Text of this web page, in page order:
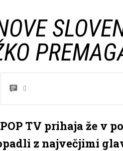
0
TV prihaja že v
z največjimi